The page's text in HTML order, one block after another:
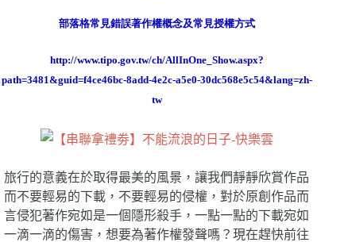
部落格常見錯誤著作權概念及常見授權方式
http://www.tipo.gov.tw/ch/AllInOne_Show.aspx?
path=3481&guid=f4ce46bc-8add-4e2c-a5e0-30dc568e5c54&lang=zh-
tw
旅行的意義在於取得最美的風景，讓我們靜靜欣賞作品
而不要輕易的下載，不要輕易的侵權，對於原創作品而
言侵犯著作宛如是一個隱形殺手，一點一點的下載宛如
一滴一滴的傷害，想要為著作權發聲嗎？現在趕快前往